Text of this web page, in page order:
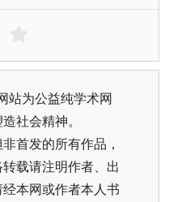
站为公益纯学术网
社会精神。
首发的所有作品，
载请注明作者、出
本网或作者本人书